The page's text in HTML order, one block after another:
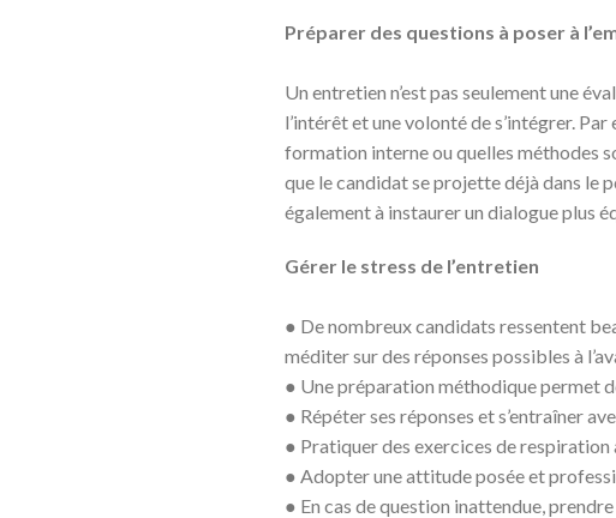
Préparer des questions à poser à
Un entretien n’est pas seulement une
l’intérêt et une volonté de s’intégrer.
formation interne ou quelles méthodes
que le candidat se projette déjà dans le
également à instaurer un dialogue plus
Gérer le stress de l’entretien
● De nombreux candidats ressentent
méditer sur des réponses possibles à
● Une préparation méthodique permet
● Répéter ses réponses et s’entraîner
● Pratiquer des exercices de
● Adopter une attitude posée et
● En cas de question inattendue,